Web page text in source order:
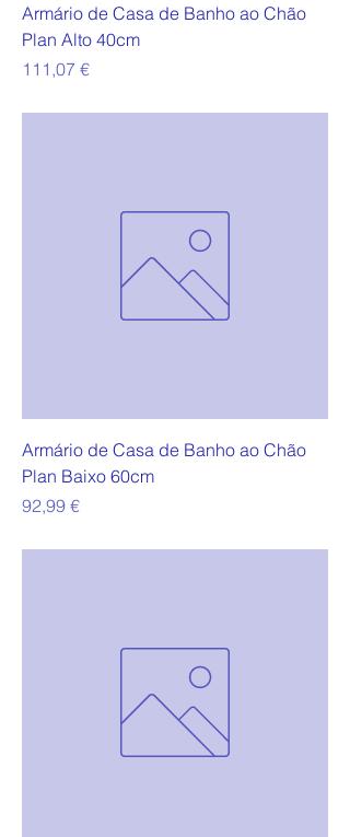
Armário de Casa de Banho ao Chão
Plan Alto 40cm
Preço
111,07 €
Armário de Casa de Banho ao Chão
Plan Baixo 60cm
Preço
92,99 €